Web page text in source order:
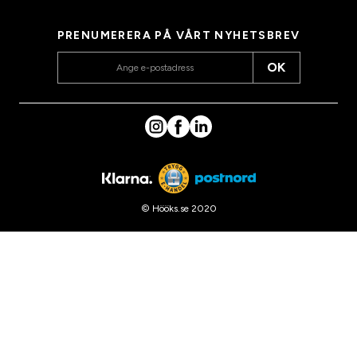
PRENUMERERA PÅ VÅRT NYHETSBREV
OK
© Hööks.se 2020